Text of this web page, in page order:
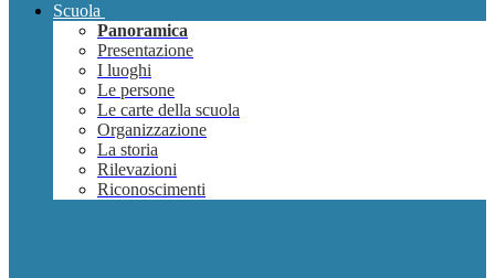
Scuola
Panoramica
Presentazione
I luoghi
Le persone
Le carte della scuola
Organizzazione
La storia
Rilevazioni
Riconoscimenti